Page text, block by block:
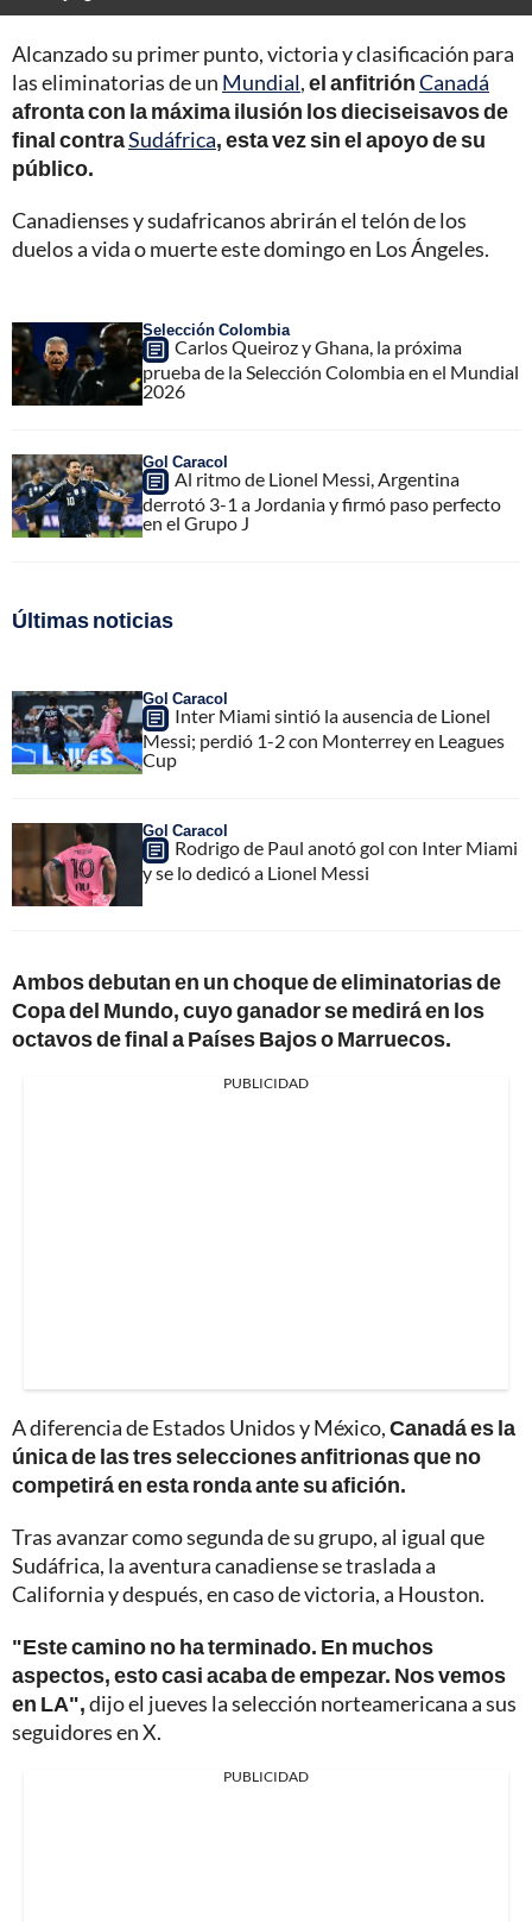
Alcanzado su primer punto, victoria y clasificación para
las eliminatorias de un Mundial,el anfitriónCanadá
afronta con la máxima ilusión los dieciseisavos de
final contraSudáfrica, esta vez sin el apoyo de su
público.
Canadienses y sudafricanos abrirán el telón de los
duelos a vida o muerte este domingo en Los Ángeles.
Selección Colombia
Carlos Queiroz y Ghana, la próxima
prueba de la Selección Colombia en el Mundial
2026
Gol Caracol
Al ritmo de Lionel Messi, Argentina
derrotó 3-1 a Jordania y firmó paso perfecto
en el Grupo J
Últimas noticias
Gol Caracol
Inter Miami sintió la ausencia de Lionel
Messi; perdió 1-2 con Monterrey en Leagues
Cup
Gol Caracol
Rodrigo de Paul anotó gol con Inter Miami
y se lo dedicó a Lionel Messi
Ambos debutan en un choque de eliminatorias de
Copa del Mundo, cuyo ganador se medirá en los
octavos de final a Países Bajos o Marruecos.
PUBLICIDAD
A diferencia de Estados Unidos y México,Canadá es la
única de las tres selecciones anfitrionas que no
competirá en esta ronda ante su afición.
Tras avanzar como segunda de su grupo, al igual que
Sudáfrica, la aventura canadiense se traslada a
California y después, en caso de victoria, a Houston.
"Este camino no ha terminado. En muchos
aspectos, esto casi acaba de empezar. Nos vemos
en LA",dijo el jueves la selección norteamericana a sus
seguidores en X.
PUBLICIDAD